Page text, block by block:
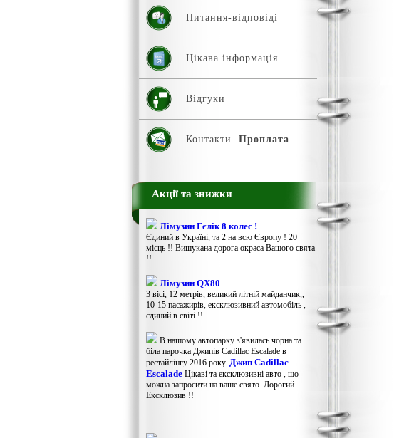
Питання-відповіді
Цікава інформація
Відгуки
Контакти. Проплата
Акції та знижки
Лімузин Гєлік 8 колес !
Єдиний в Україні, та 2 на всю Європу ! 20
місць !! Вишукана дорога окраса Вашого свята
!!
Лімузин QX80
3 вісі, 12 метрів, великий літній майданчик,,
10-15 пасажирів, ексклюзивний автомобіль ,
єдиний в світі !!
В нашому автопарку з'явилась чорна та
біла парочка Джипів Cadillac Escalade в
рестайлінгу 2016 року. Джип Cadillac
Escalade Цікаві та ексклюзивні авто , що
можна запросити на ваше свято. Дорогий
Ексклюзив !!